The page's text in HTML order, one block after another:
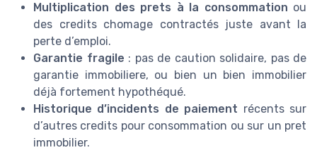
Multiplication des prets à la consommation ou
des credits chomage contractés juste avant la
perte d’emploi.
Garantie fragile : pas de caution solidaire, pas de
garantie immobiliere, ou bien un bien immobilier
déjà fortement hypothéqué.
Historique d’incidents de paiement récents sur
d’autres credits pour consommation ou sur un pret
immobilier.